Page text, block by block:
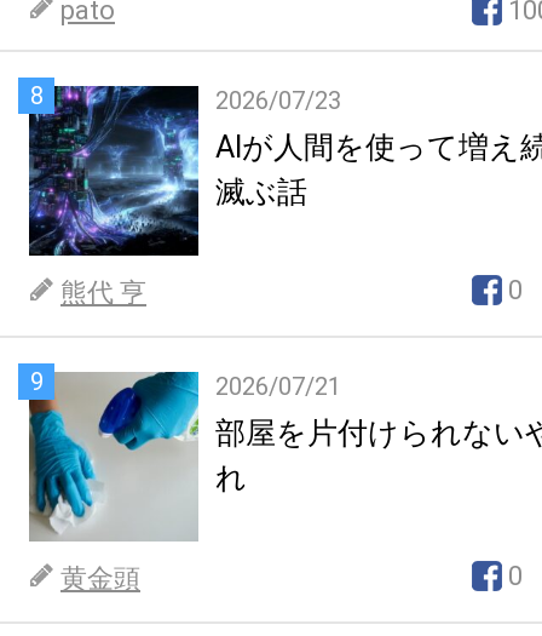
pato
8 2026/07/23
AIが人間を使って増え
滅ぶ話
熊代 亨 0
9 2026/07/21
部屋を片付けられない
れ
黄金頭 0